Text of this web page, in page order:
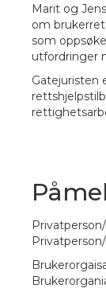
Marit og Jen
om
som
utfordringer
Gatejuristen